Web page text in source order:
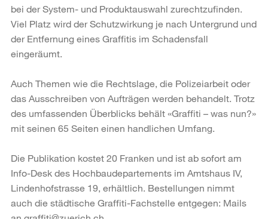
bei der System- und Produktauswahl zurechtzufinden.
Viel Platz wird der Schutzwirkung je nach Untergrund und
der Entfernung eines Graffitis im Schadensfall
eingeräumt.
Auch Themen wie die Rechtslage, die Polizeiarbeit oder
das Ausschreiben von Aufträgen werden behandelt. Trotz
des umfassenden Überblicks behält «Graffiti – was nun?»
mit seinen 65 Seiten einen handlichen Umfang.
Die Publikation kostet 20 Franken und ist ab sofort am
Info-Desk des Hochbaudepartements im Amtshaus IV,
Lindenhofstrasse 19, erhältlich. Bestellungen nimmt
auch die städtische Graffiti-Fachstelle entgegen: Mails